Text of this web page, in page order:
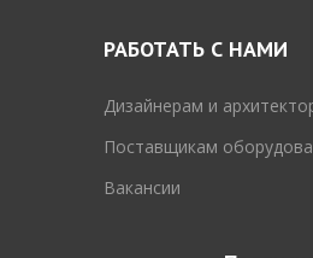
РАБОТАТЬ С НАМИ
Дизайнерам и
Поставщикам
Вакансии